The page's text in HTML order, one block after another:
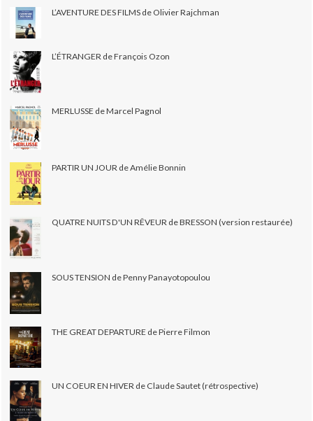
L’AVENTURE DES FILMS de Olivier Rajchman
L’ÉTRANGER de François Ozon
MERLUSSE de Marcel Pagnol
PARTIR UN JOUR de Amélie Bonnin
QUATRE NUITS D'UN RÊVEUR de BRESSON (version restaurée)
SOUS TENSION de Penny Panayotopoulou
THE GREAT DEPARTURE de Pierre Filmon
UN COEUR EN HIVER de Claude Sautet (rétrospective)